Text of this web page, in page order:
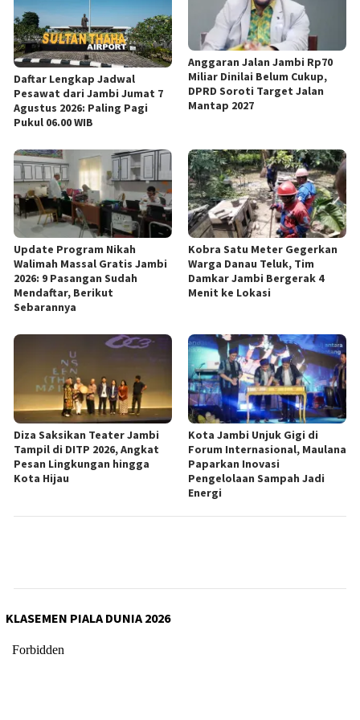
Daftar Lengkap Jadwal
Pesawat dari Jambi Jumat 7
Agustus 2026: Paling Pagi
Pukul 06.00 WIB
Anggaran Jalan Jambi Rp70
Miliar Dinilai Belum Cukup,
DPRD Soroti Target Jalan
Mantap 2027
Update Program Nikah
Walimah Massal Gratis Jambi
2026: 9 Pasangan Sudah
Mendaftar, Berikut
Sebarannya
Kobra Satu Meter Gegerkan
Warga Danau Teluk, Tim
Damkar Jambi Bergerak 4
Menit ke Lokasi
Diza Saksikan Teater Jambi
Tampil di DITP 2026, Angkat
Pesan Lingkungan hingga
Kota Hijau
Kota Jambi Unjuk Gigi di
Forum Internasional, Maulana
Paparkan Inovasi
Pengelolaan Sampah Jadi
Energi
KLASEMEN PIALA DUNIA 2026